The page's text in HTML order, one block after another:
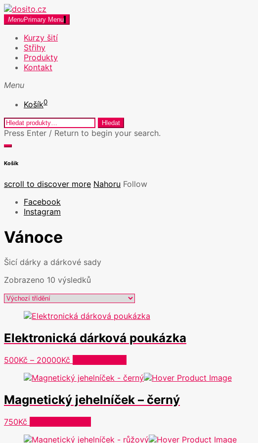
Skip
to
dosito.cz
Kurzy šití v Praze a Kreativní workshopy
MenuPrimary Menu
Kurzy šití
Střihy
Produkty
Kontakt
Menu
Košík0
Hledat: Hledat
Press Enter / Return to begin your search.
close
form
search
Košík
scroll to discover more Nahoru Follow
Facebook
Instagram
Vánoce
Šicí dárky a dárkové sady
Zobrazeno 10 výsledků
Elektronická dárková poukázka
500Kč – 20000Kč
500Kč
20000Kč
má
variant.
Možnosti
na
Magnetický jehelníček – černý
750Kč